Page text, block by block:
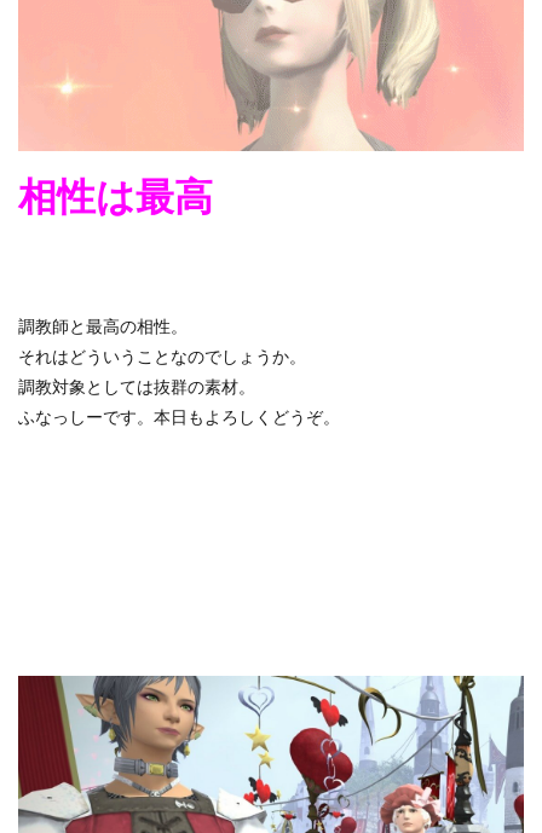
相性は最高
調教師と最高の相性。
それはどういうことなのでしょうか。
調教対象としては抜群の素材。
ふなっしーです。本日もよろしくどうぞ。